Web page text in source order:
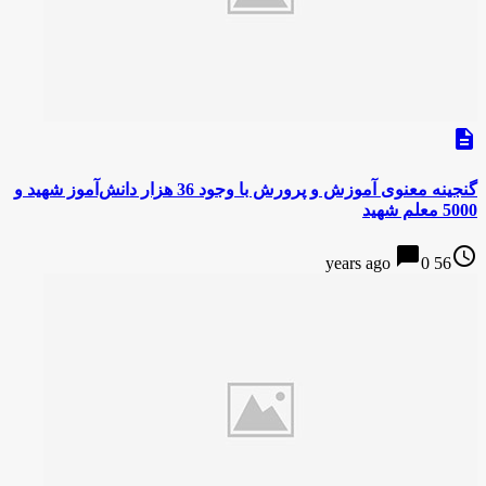
description
گنجینه معنوی آموزش و پرورش با وجود 36 هزار دانش‌آموز شهید و
5000 معلم شهید
access_time
56 years ago
chat_bubble0